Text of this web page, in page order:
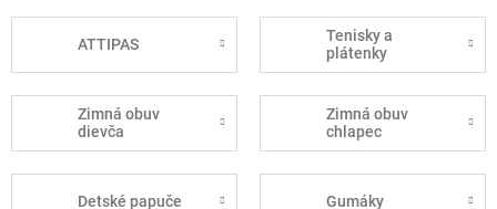
ATTIPAS
Tenisky a
plátenky
Zimná obuv
dievča
Zimná obuv
chlapec
Detské papuče Gumáky